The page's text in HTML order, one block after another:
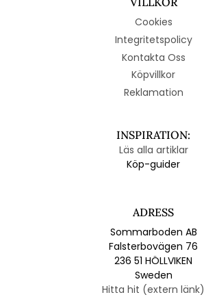
Cookies
Integritetspolicy
Kontakta Oss
Köpvillkor
Reklamation
INSPIRATION:
Läs alla artiklar
Köp-guider
ADRESS
Sommarboden AB
Falsterbovägen 76
236 51 HÖLLVIKEN
Sweden
Hitta hit (extern länk)